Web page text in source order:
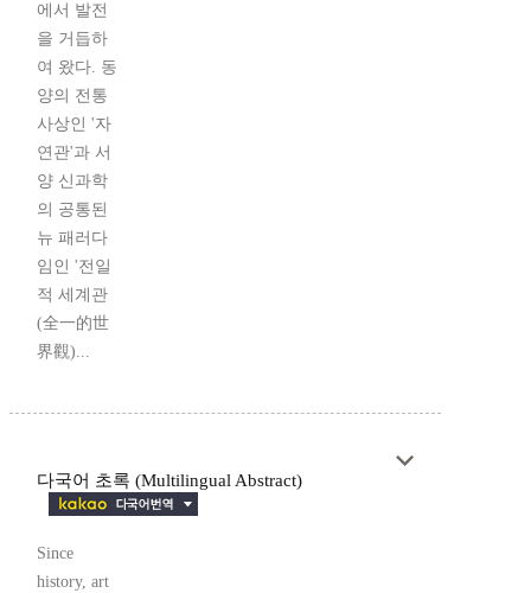
에서 발전
을 거듭하
여 왔다. 동
양의 전통
사상인 '자
연관'과 서
양 신과학
의 공통된
뉴 패러다
임인 '전일
적 세계관
(全一的世
界觀)...
다국어 초록 (Multilingual Abstract)
Since
history, art